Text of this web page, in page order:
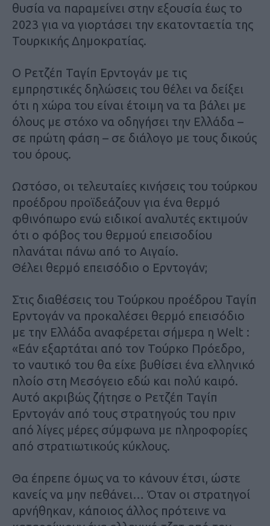
θυσία να παραμείνει στην εξουσία έως το
2023 για να γιορτάσει την εκατονταετία της
Τουρκικής Δημοκρατίας.
Ο Ρετζέπ Ταγίπ Ερντογάν με τις
εμπρηστικές δηλώσεις του θέλει να δείξει
ότι η χώρα του είναι έτοιμη να τα βάλει με
όλους με στόχο να οδηγήσει την Ελλάδα –
σε πρώτη φάση – σε διάλογο με τους δικούς
του όρους.
Ωστόσο, οι τελευταίες κινήσεις του τούρκου
προέδρου προϊδεάζουν για ένα θερμό
φθινόπωρο ενώ ειδικοί αναλυτές εκτιμούν
ότι ο φόβος του θερμού επεισοδίου
πλανάται πάνω από το Αιγαίο.
Θέλει θερμό επεισόδιο ο Ερντογάν;
Στις διαθέσεις του Τούρκου προέδρου Ταγίπ
Ερντογάν να προκαλέσει θερμό επεισόδιο
με την Ελλάδα αναφέρεται σήμερα η Welt :
«Εάν εξαρτάται από τον Τούρκο Πρόεδρο,
το ναυτικό του θα είχε βυθίσει ένα ελληνικό
πλοίο στη Μεσόγειο εδώ και πολύ καιρό.
Αυτό ακριβώς ζήτησε ο Ρετζέπ Ταγίπ
Ερντογάν από τους στρατηγούς του πριν
από λίγες μέρες σύμφωνα με πληροφορίες
από στρατιωτικούς κύκλους.
Θα έπρεπε όμως να το κάνουν έτσι, ώστε
κανείς να μην πεθάνει… Όταν οι στρατηγοί
αρνήθηκαν, κάποιος άλλος πρότεινε να